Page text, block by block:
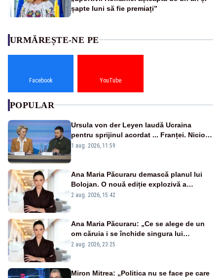
șapte luni să fie premiați”
URMĂREȘTE-NE PE
Facebook YouTube
POPULAR
Ursula von der Leyen laudă Ucraina
pentru sprijinul acordat ... Franței. Nicio
reacție privind ajutorul energetic promis
1 aug. 2026, 11:59
Ana Maria Păcuraru demască planul lui
Bolojan. O nouă ediție explozivă a
emisiunii „Miza Zilei” la Realitatea PLUS
2 aug. 2026, 15:42
Ana Maria Păcuraru: „Ce se alege de un
om căruia i se închide singura lui
portiță?”
2 aug. 2026, 23:25
Miron Mitrea: „Politica nu se face pe care